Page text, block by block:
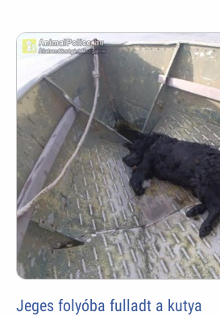
Jeges folyóba fulladt a kutya